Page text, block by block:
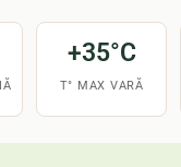
+35°C
T° MAX VARĂ